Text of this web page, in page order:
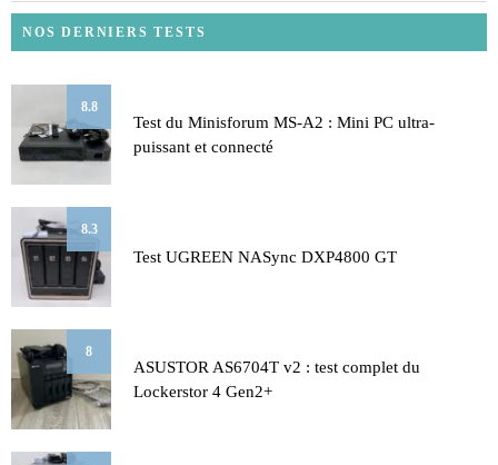
NOS DERNIERS TESTS
8.8
Test du Minisforum MS-A2 : Mini PC ultra-
puissant et connecté
8.3
Test UGREEN NASync DXP4800 GT
8
ASUSTOR AS6704T v2 : test complet du
Lockerstor 4 Gen2+